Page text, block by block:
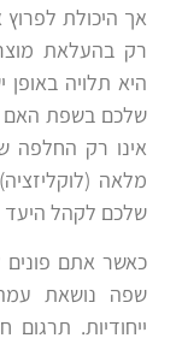
אך היכולת
רק בהעלאת
היא תלויה
שלכם בשפת האם
אינו רק החלפה
מלאה
שלכם לקהל
כאשר אתם פונים
שפה נושאת עמה
ייחודיות. תרגום